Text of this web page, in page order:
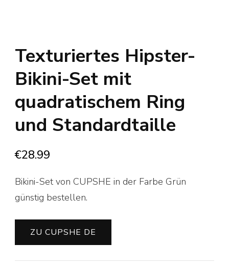
Texturiertes Hipster-
Bikini-Set mit
quadratischem Ring
und Standardtaille
€28.99
Bikini-Set von CUPSHE in der Farbe Grün
günstig bestellen.
ZU CUPSHE DE